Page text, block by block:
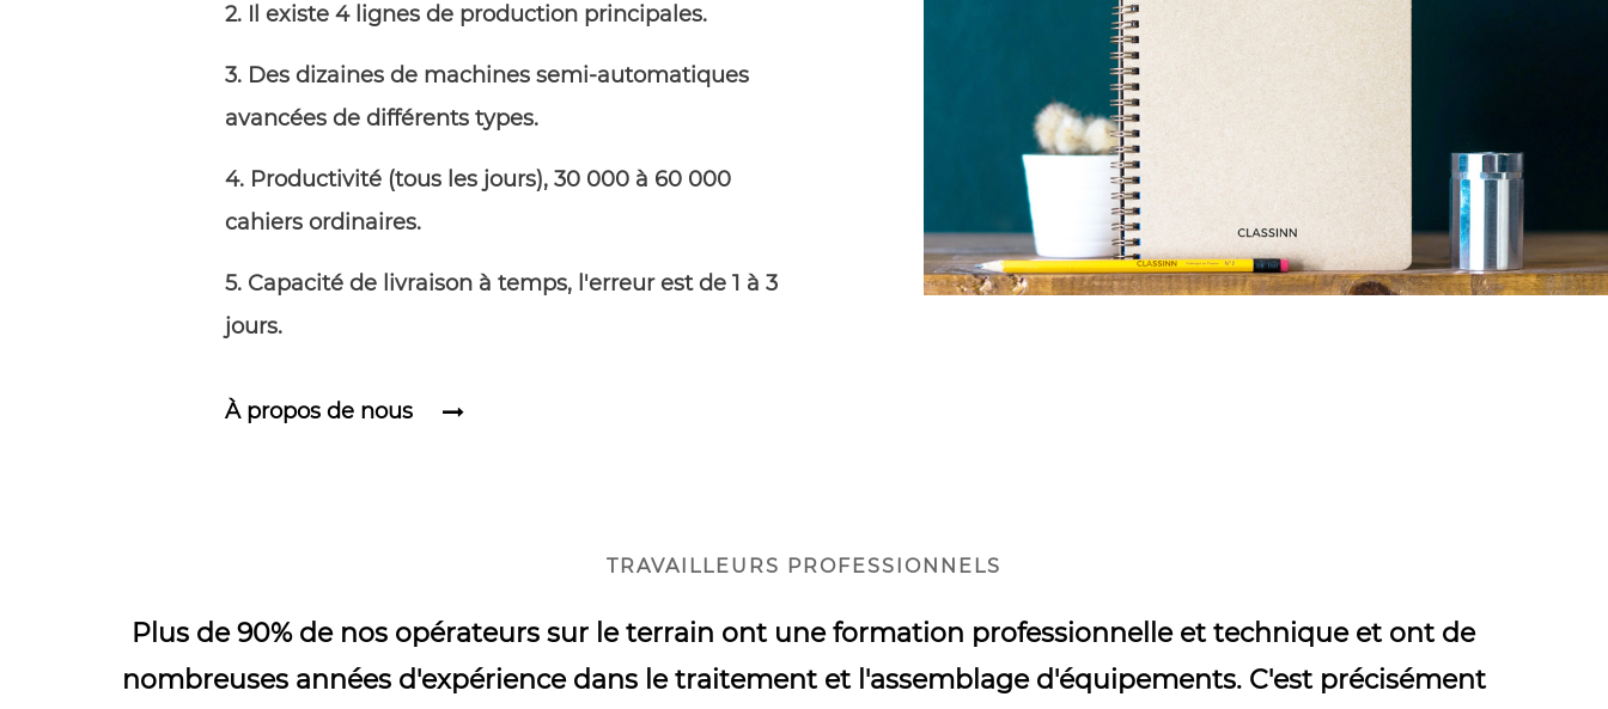
2. Il existe 4 lignes de production principales.
3. Des dizaines de machines semi-automatiques
avancées de différents types.
4. Productivité (tous les jours), 30 000 à 60 000
cahiers ordinaires.
5. Capacité de livraison à temps, l'erreur est de 1 à 3
jours.
À propos de nous
TRAVAILLEURS PROFESSIONNELS
Plus de 90% de nos opérateurs sur le terrain ont une formation professionnelle et technique et ont de
nombreuses années d'expérience dans le traitement et l'assemblage d'équipements. C'est précisément